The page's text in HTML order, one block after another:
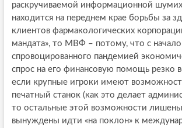
раскручиваемой информационной
находится на переднем крае борьбы за
клиентов фармакологических
мандата», то МВФ – потому, что с
спровоцированного пандемией
спрос на его финансовую помощь резко
если крупные игроки имеют
печатный станок (как это делает
то остальные этой возможности
вынуждены идти «на поклон» к